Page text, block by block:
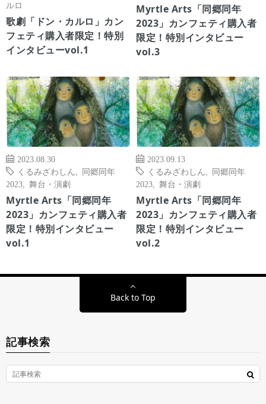
ルロ
歌劇「ドン・カルロ」カン
フェティ購入者限定！特別
インタビューvol.1
Myrtle Arts「同郷同年
2023」カンフェティ購入者
限定！特別インタビュー
vol.3
2023.08.30
くるみざわしん
同郷同年
2023
舞台・演劇
Myrtle Arts「同郷同年
2023」カンフェティ購入者
限定！特別インタビュー
vol.1
2023.09.13
くるみざわしん
同郷同年
2023
舞台・演劇
Myrtle Arts「同郷同年
2023」カンフェティ購入者
限定！特別インタビュー
vol.2
Back to Top
記事検索